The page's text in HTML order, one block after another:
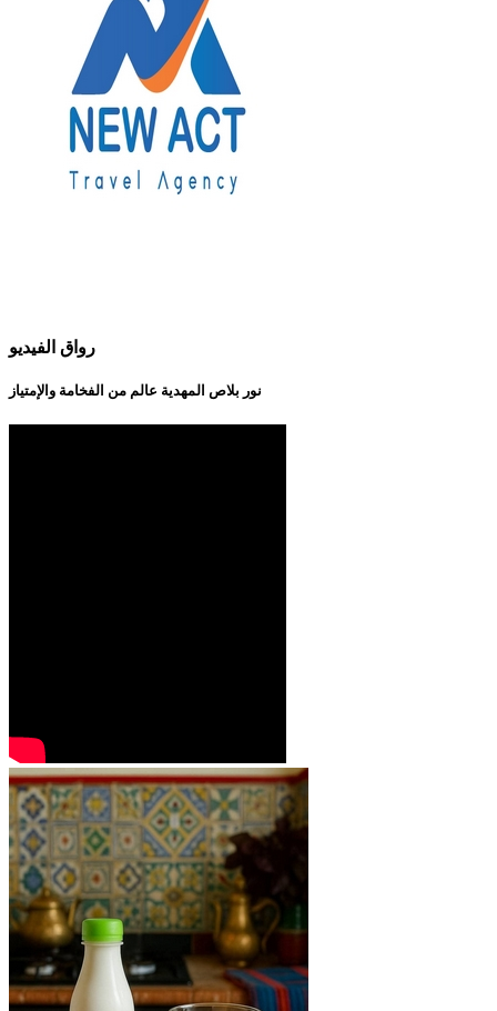
رواق الفيديو
نور بلاص المهدية عالم من الفخامة والإمتياز